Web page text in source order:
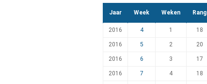
Jaar Week Weken Rang
2016 4 1 18
2016 5 2 20
2016 6 3 17
2016 7 4 18